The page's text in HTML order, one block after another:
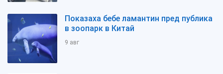
Показаха бебе ламантин пред публика
в зоопарк в Китай
9 авг